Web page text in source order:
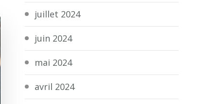
juillet 2024
juin 2024
mai 2024
avril 2024